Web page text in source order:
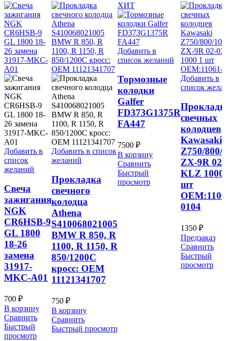
Добавить в
список
желаний
Свеча
зажигания
NGK
CR6HSB-9
GL 1800
18-26
замена
31917-
MKC-A01
700 ₽
В корзину
Сравнить
Быстрый
просмотр
Добавить в список
желаний
Прокладка
свечного
колодца
Athena
S410068021005
BMW R 850, R
1100, R 1150, R
850/1200C
кросс: OEM
11121341707
750 ₽
В корзину
Сравнить
Быстрый просмотр
ХИТ
Добавить в
список желаний
Тормозные
колодки
Galfer
FD373G1375R
FA447
7500 ₽
В корзину
Сравнить
Быстрый
просмотр
Добавить в
список
свечных
колодцев
Kawasaki
Z750/800/
ZX-9R
KLZ 1000
шт
0104
1350 ₽
Предзаказ
Сравнить
Быстрый
просмотр